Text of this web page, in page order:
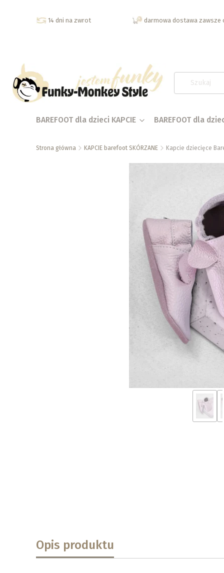
14 dni na zwrot darmowa dostawa zawsze
BAREFOOT dla dzieci KAPCIE BAREFOOT dla
Strona główna KAPCIE barefoot SKÓRZANE Kapcie dziecięce
Opis produktu